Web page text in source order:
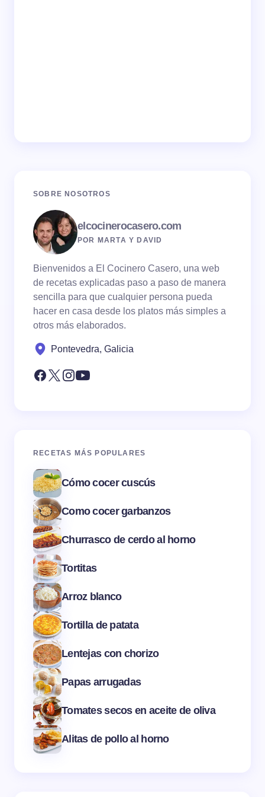
SOBRE NOSOTROS
elcocinerocasero.com
POR MARTA Y DAVID
Bienvenidos a El Cocinero Casero, una web
de recetas explicadas paso a paso de manera
sencilla para que cualquier persona pueda
hacer en casa desde los platos más simples a
otros más elaborados.
Pontevedra, Galicia
RECETAS MÁS POPULARES
Cómo cocer cuscús
Como cocer garbanzos
Churrasco de cerdo al horno
Tortitas
Arroz blanco
Tortilla de patata
Lentejas con chorizo
Papas arrugadas
Tomates secos en aceite de oliva
Alitas de pollo al horno